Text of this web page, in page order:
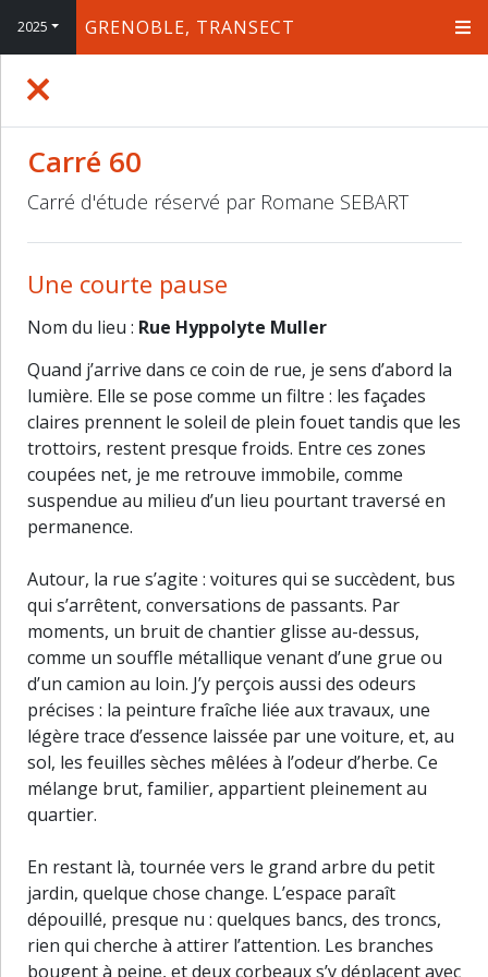
2025 GRENOBLE, TRANSECT
+
30 m
Carré 60
Carré d'étude réservé par Romane SEBART
Une courte pause
Nom du lieu : Rue Hyppolyte Muller
Quand j’arrive dans ce coin de rue, je sens d’abord la
lumière. Elle se pose comme un filtre : les façades
claires prennent le soleil de plein fouet tandis que les
trottoirs, restent presque froids. Entre ces zones
coupées net, je me retrouve immobile, comme
suspendue au milieu d’un lieu pourtant traversé en
permanence.
Autour, la rue s’agite : voitures qui se succèdent, bus
qui s’arrêtent, conversations de passants. Par
moments, un bruit de chantier glisse au-dessus,
comme un souffle métallique venant d’une grue ou
d’un camion au loin. J’y perçois aussi des odeurs
précises : la peinture fraîche liée aux travaux, une
légère trace d’essence laissée par une voiture, et, au
sol, les feuilles sèches mêlées à l’odeur d’herbe. Ce
mélange brut, familier, appartient pleinement au
quartier.
En restant là, tournée vers le grand arbre du petit
jardin, quelque chose change. L’espace paraît
dépouillé, presque nu : quelques bancs, des troncs,
rien qui cherche à attirer l’attention. Les branches
bougent à peine, et deux corbeaux s’y déplacent avec